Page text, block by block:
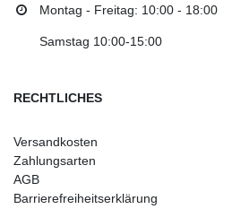
Montag - Freitag: 10:00 - 18:00
Samstag 10:00-15:00
RECHTLICHES
Versandkosten
Zahlungsarten
AGB
Barrierefreiheitserklärung